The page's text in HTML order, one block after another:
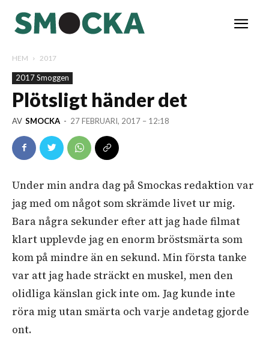
HEM 2017
2017 Smoggen
Plötsligt händer det
AV SMOCKA - 27 FEBRUARI, 2017 – 12:18
Under min andra dag på Smockas redaktion var
jag med om något som skrämde livet ur mig.
Bara några sekunder efter att jag hade filmat
klart upplevde jag en enorm bröstsmärta som
kom på mindre än en sekund. Min första tanke
var att jag hade sträckt en muskel, men den
olidliga känslan gick inte om. Jag kunde inte
röra mig utan smärta och varje andetag gjorde
ont.